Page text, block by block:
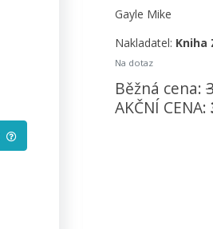
Gayle Mike
Nakladatel: Kniha
Na dotaz
Běžná cena:
AKČNÍ CENA: